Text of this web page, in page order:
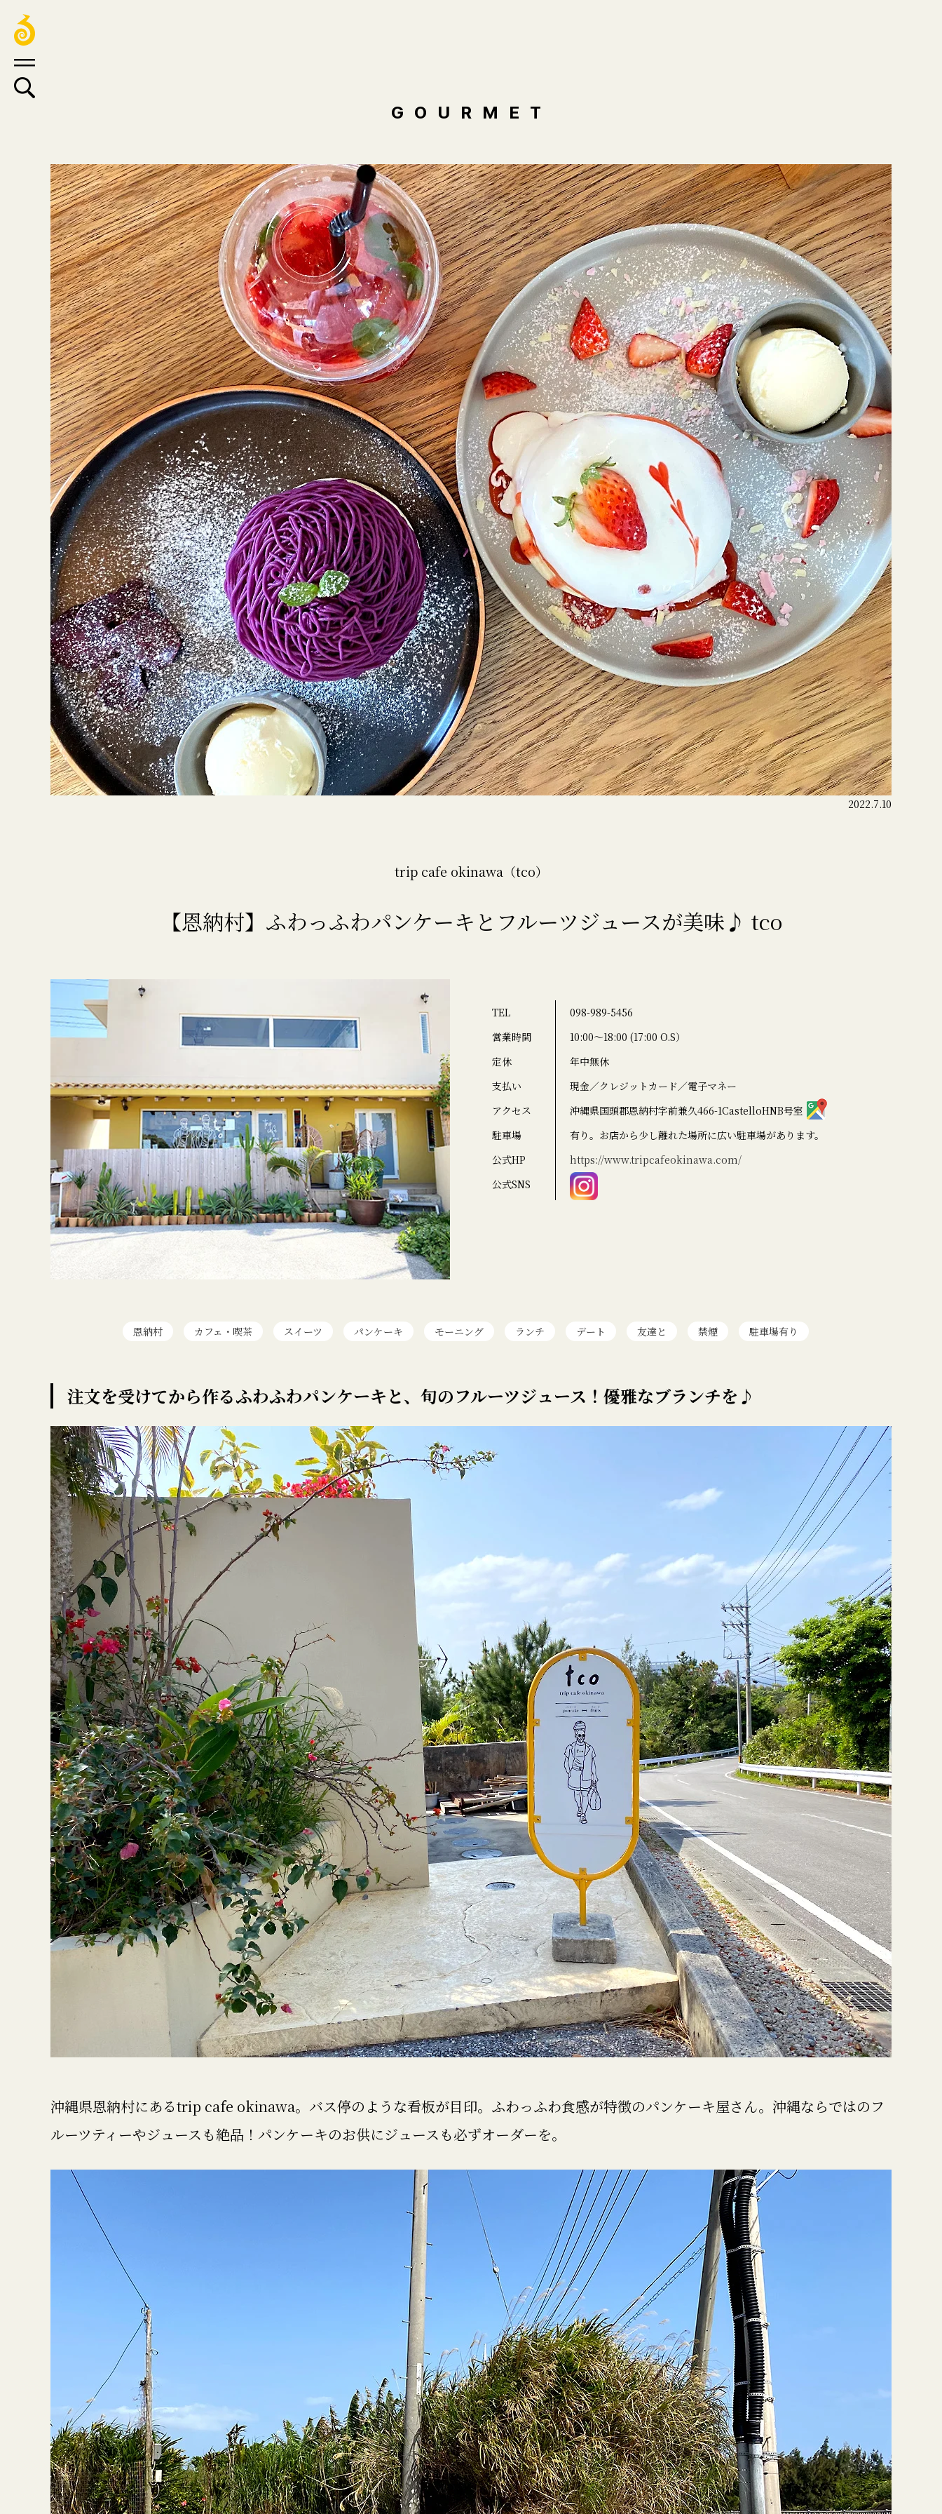
GOURMET
2022.7.10
trip cafe okinawa（tco）
【恩納村】ふわっふわパンケーキと フルーツジュースが美味♪ tco
TEL
098-989-5456
営業時間
10:00〜18:00 (17:00 O.S）
定休
年中無休
支払い
現金／クレジットカード／電子マネー
アクセス
沖縄県国頭郡恩納村字前兼久466-1CastelloHNB号室
駐車場
有り。お店から少し離れた場所に広い駐車場があります。
公式HP
https://www.tripcafeokinawa.com/
公式SNS
恩納村 カフェ・喫茶 スイーツ パンケーキ モーニング ランチ デート 友達と 禁煙 駐車場有り
注文を受けてから作るふわふわパンケーキと、旬のフルーツジュース！優雅なブランチを♪
沖縄県恩納村にあるtrip cafe okinawa。バス停のような看板が目印。ふわっふわ食感が特徴のパンケーキ屋さん。沖縄ならではのフ
ルーツティーやジュースも絶品！パンケーキのお供にジュースも必ずオーダーを。